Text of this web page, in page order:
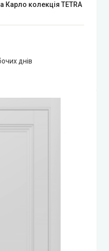
Карло колекція TETRA
днів